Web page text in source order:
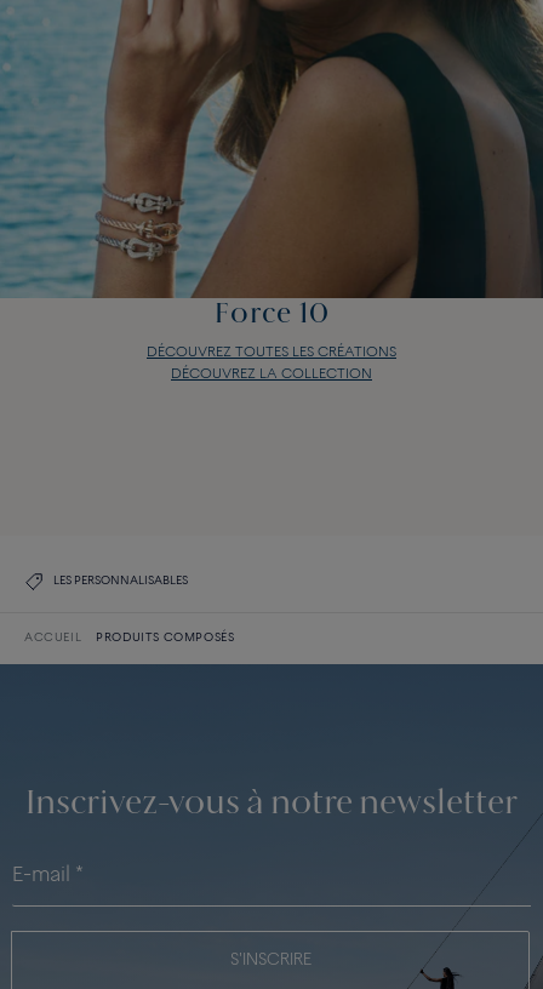
Force 10
DÉCOUVREZ TOUTES LES CRÉATIONS
DÉCOUVREZ LA COLLECTION
LES PERSONNALISABLES
ACCUEIL PRODUITS COMPOSÉS
Inscrivez-vous à notre newsletter
S'INSCRIRE